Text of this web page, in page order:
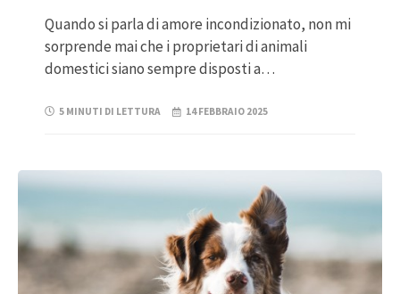
Quando si parla di amore incondizionato, non mi
sorprende mai che i proprietari di animali
domestici siano sempre disposti a…
5 MINUTI DI LETTURA 14 FEBBRAIO 2025